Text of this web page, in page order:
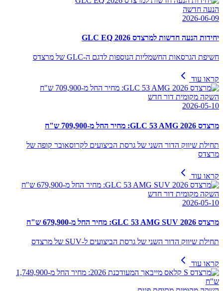
הנעה חדשה
2026-06-09
יחידות הנעה חדשות למרצדס GLC EQ 2026
חשיפת הגרסאות החשמליות הנוספות לדגם ה-GLC של מרצדס
קראו עוד
השקה מקומית דור חדש
2026-05-10
מרצדס GLC 53 AMG 2026: מחיר החל מ-709,900 ש"ח
תחילת שיווק הדור השני של גרסת הביצועים לקרוסאובר קופה של
מרצדס
קראו עוד
השקה מקומית דור חדש
2026-05-10
מרצדס GLC 53 AMG SUV 2026: מחיר החל מ-679,900 ש"ח
תחילת שיווק הדור השני של גרסת הביצועים ל-SUV של מרצדס
קראו עוד